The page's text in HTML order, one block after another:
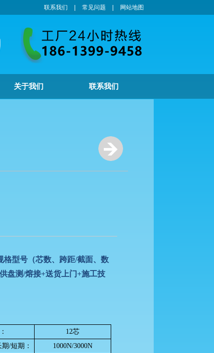
联系我们 常见问题 网站地图
关于我们 联系我们
格型号（芯数、跨距/截面、数
盘测/熔接+送货上门+施工技
12芯
/短期：
1000N/3000N